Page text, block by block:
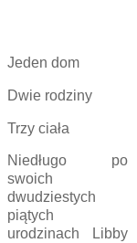
Jeden dom
Dwie rodziny
Trzy ciała
Niedługo po
swoich
dwudziestych
piątych
urodzinach Libby